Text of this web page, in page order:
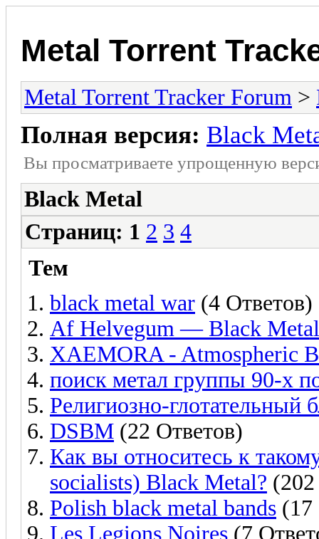
Metal Torrent
Metal Torrent Tracker Forum >
Полная версия: Black
Вы просматриваете yпpощеннyю
Black Metal
Страниц: 1 2 3 4
Тем
black metal war (4 Ответов)
Af Helvegum — Black
XAEMORA - Atmospheric
поиск метал группы 90-х
Религиозно-глотательный
DSBM (22 Ответов)
Как вы относитесь к
socialists) Black Metal?
Polish black metal bands (17
Les Legions Noires (7